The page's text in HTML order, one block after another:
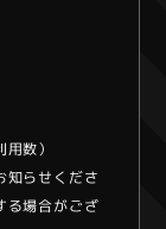
数）
知らせくださ
る場合がござ